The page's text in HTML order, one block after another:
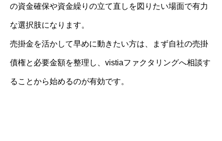
の資金確保や資金繰りの立て直しを図りたい場面で有力
な選択肢になります。
売掛金を活かして早めに動きたい方は、まず自社の売掛
債権と必要金額を整理し、vistiaファクタリングへ相談す
ることから始めるのが有効です。